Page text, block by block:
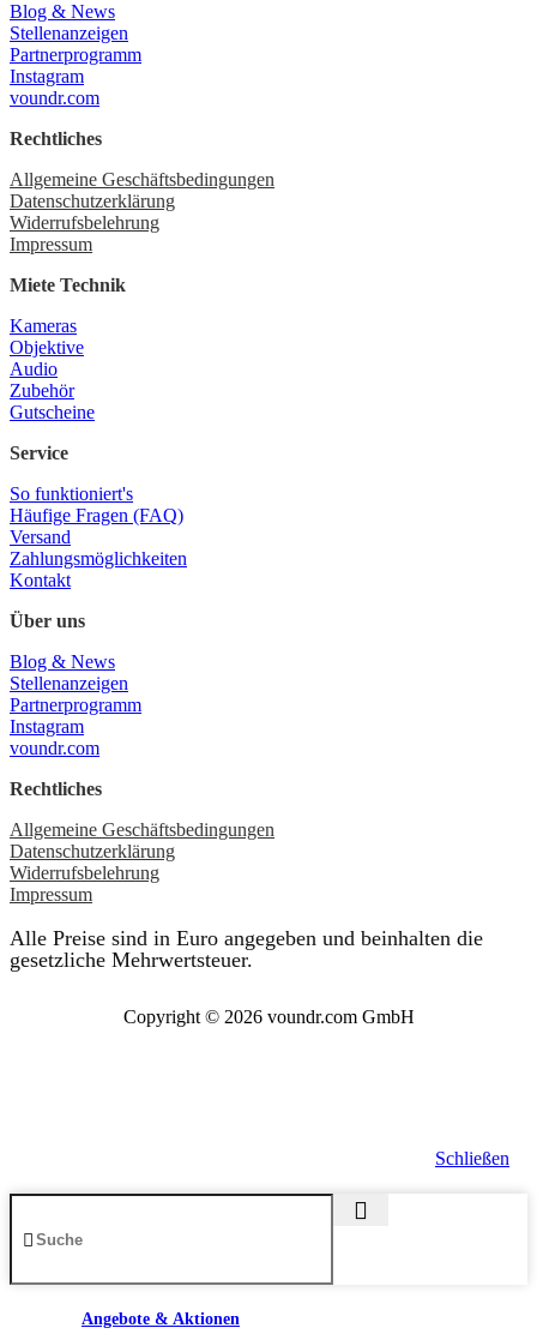
Blog & News
Stellenanzeigen
Partnerprogramm
Instagram
voundr.com
Rechtliches
Allgemeine Geschäftsbedingungen
Datenschutzerklärung
Widerrufsbelehrung
Impressum
Miete Technik
Kameras
Objektive
Audio
Zubehör
Gutscheine
Service
So funktioniert's
Häufige Fragen (FAQ)
Versand
Zahlungsmöglichkeiten
Kontakt
Über uns
Blog & News
Stellenanzeigen
Partnerprogramm
Instagram
voundr.com
Rechtliches
Allgemeine Geschäftsbedingungen
Datenschutzerklärung
Widerrufsbelehrung
Impressum
Alle Preise sind in Euro angegeben und beinhalten die
gesetzliche Mehrwertsteuer.
Copyright © 2026 voundr.com GmbH
Schließen
Angebote & Aktionen